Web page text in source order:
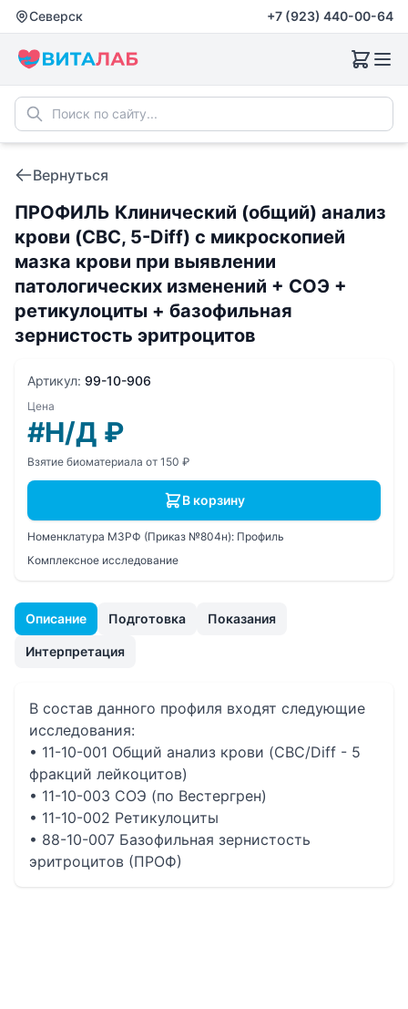
Северск +7 (923) 440-00-64
Вернуться
ПРОФИЛЬ Клинический (общий) анализ
крови (CBC, 5-Diff) с микроскопией
мазка крови при выявлении
патологических изменений + СОЭ +
ретикулоциты + базофильная
зернистость эритроцитов
Описание Подготовка Показания
Интерпретация
В состав данного профиля входят следующие
исследования:
• 11-10-001 Общий анализ крови (CBC/Diff - 5
фракций лейкоцитов)
• 11-10-003 СОЭ (по Вестергрен)
• 11-10-002 Ретикулоциты
• 88-10-007 Базофильная зернистость
эритроцитов (ПРОФ)
Артикул: 99-10-906
Цена
#Н/Д ₽
Взятие биоматериала от 150 ₽
В корзину
Номенклатура МЗРФ (Приказ №804н): Профиль
Комплексное исследование